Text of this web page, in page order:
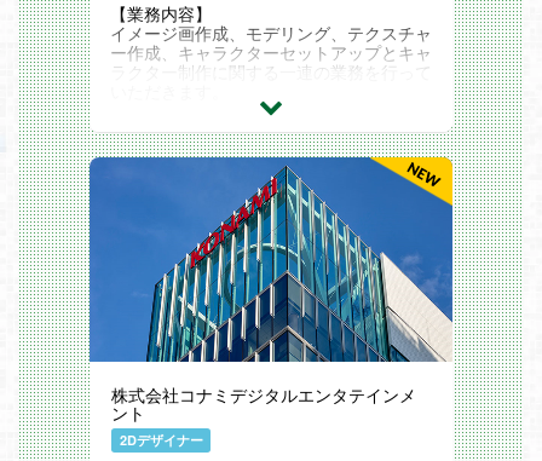
【業務内容】
イメージ画作成、モデリング、テクスチャ
ー作成、キャラクターセットアップとキャ
ラクター制作に関する一連の業務を行って
ゲームで使用されるハイエンドキャラクタ
ーモデルの制作を中心とした業務です。
※ご経験やスキルに応じ、契約社員での提
示となる場合がございます。
株式会社コナミデジタルエンタテインメ
ント
2Dデザイナー